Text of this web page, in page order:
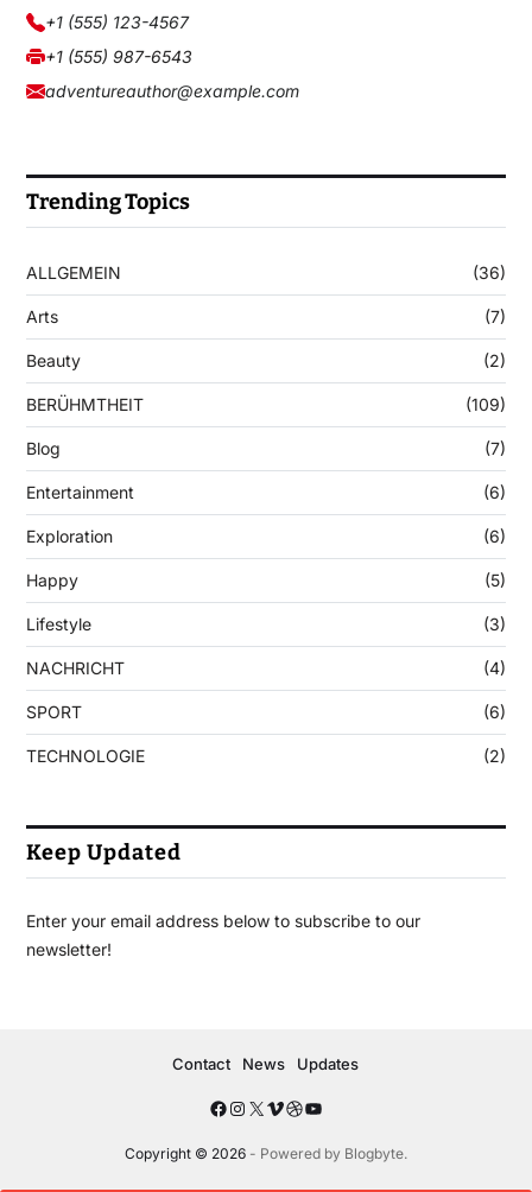
+1 (555) 123-4567
+1 (555) 987-6543
adventureauthor@example.com
Trending Topics
ALLGEMEIN (36)
Arts (7)
Beauty (2)
BERÜHMTHEIT (109)
Blog (7)
Entertainment (6)
Exploration (6)
Happy (5)
Lifestyle (3)
NACHRICHT (4)
SPORT (6)
TECHNOLOGIE (2)
Keep Updated
Enter your email address below to subscribe to our
newsletter!
Copyright © 2026- Powered by Blogbyte.
Contact News Updates